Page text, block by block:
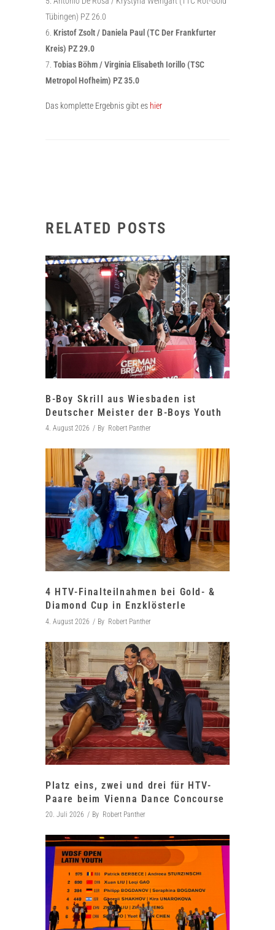
Tübingen) PZ 26.0
Kristof Zsolt / Daniela Paul (TC Der Frankfurter
Kreis) PZ 29.0
Tobias Böhm / Virginia Elisabeth Iorillo (TSC
Metropol Hofheim) PZ 35.0
Das komplette Ergebnis gibt es hier
RELATED POSTS
B-Boy Skrill aus Wiesbaden ist
Deutscher Meister der B-Boys Youth
4. August 2026 By Robert Panther
4 HTV-Finalteilnahmen bei Gold- &
Diamond Cup in Enzklösterle
4. August 2026 By Robert Panther
Platz eins, zwei und drei für HTV-
Paare beim Vienna Dance Concourse
20. Juli 2026 By Robert Panther